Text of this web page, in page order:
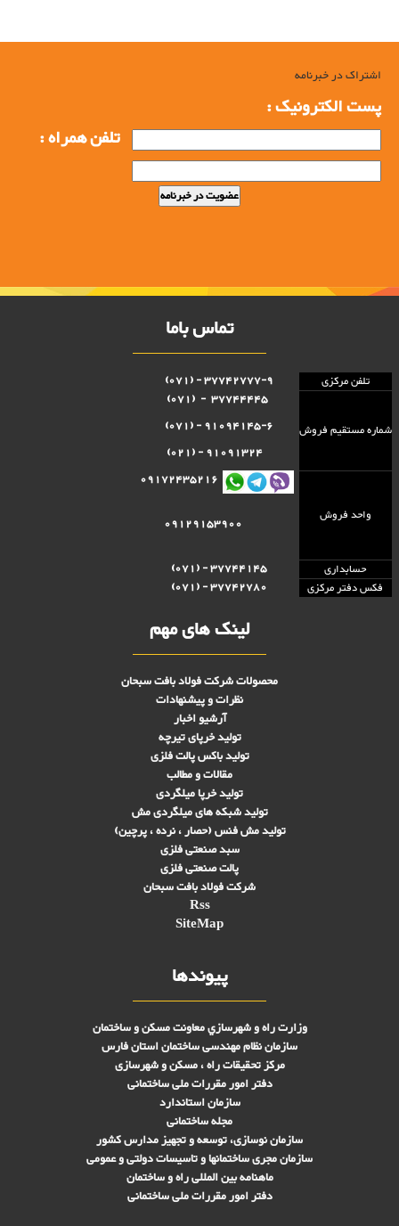
اشتراک در خبرنامه
پست الکترونیک :
تلفن همراه :
تماس باما
تلفن مرکزی 37742777-9 - (071)
شماره مستقيم فروش
91094145-6 - (071)
واحد فروش
09172435216
حسابداری
37744145 - (071)
فکس دفتر مرکزی
37742780 - (071)
لینک های مهم
محصولات شرکت فولاد بافت سبحان
نظرات و پیشنهادات
آرشیو اخبار
تولید خرپای تیرچه
تولید باکس پالت فلزی
مقالات و مطالب
تولید خرپا میلگردی
تولید شبکه های ميلگردی مش
تولید مش فنس (حصار ، نرده ، پرچین)
سبد صنعتی فلزی
پالت صنعتی فلزی
شرکت فولاد بافت سبحان
Rss
SiteMap
پیوندها
وزارت راه و شهرسازي معاونت مسکن و ساختمان
سازمان نظام مهندسی ساختمان استان فارس
مرکز تحقیقات راه ، مسکن و شهرسازی
دفتر امور مقررات ملی ساختمانی
سازمان استاندارد
مجله ساختمانی
سازمان نوسازی، توسعه و تجهیز مدارس کشور
سازمان مجری ساختمانها و تاسيسات دولتی و عمومی
ماهنامه بین المللی راه و ساختمان
دفتر امور مقررات ملی ساختمانی